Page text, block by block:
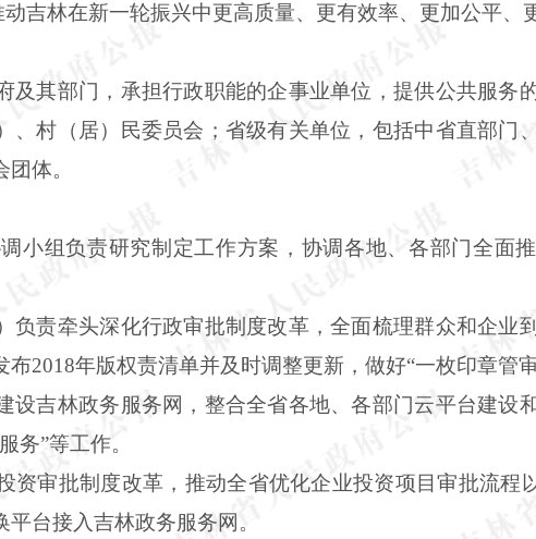
吉林在新一轮振兴中更高质量、更有效率、更加公平、
及其部门，承担行政职能的企事业单位，提供公共服务
、村（居）民委员会；省级有关单位，包括中省直部门
体。
小组负责研究制定工作方案，协调各地、各部门全面
负责牵头深化行政审批制度改革，全面梳理群众和企业
2018年版权责清单并及时调整更新，做好“一枚印章管审
设吉林政务服务网，整合全省各地、各部门云平台建设
务”等工作。
资审批制度改革，推动全省优化企业投资项目审批流程
台接入吉林政务服务网。